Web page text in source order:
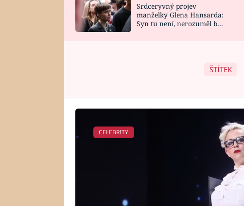
HOROSKOP NA
CELEBRITY
VAŘENÍ
Srdceryvný projev
manželky Glena Hansarda:
Syn tu není, nerozuměl by
ŠTÍTEK
CELEBRITY